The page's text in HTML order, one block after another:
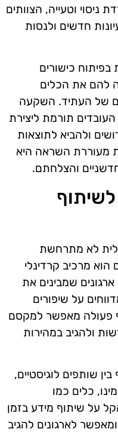
וטעייה, הצוותים
חדשים ולנסות
כישורים
להם את הכלים
של העתיד. השקעה
תורמת ליצירת
ולהביא לתוצאות
מעוררת השראה היא
והצלחתם.
לא מתרחשת
הוא מרכיב קרדינלי
שמבינים את
על שיפורים
פעולה מאפשר למקסם
ולהגיב במהירות
שותפים לוגיסטיים,
כלים כמו
על שיתוף מידע בזמן
לארגונים להגיב